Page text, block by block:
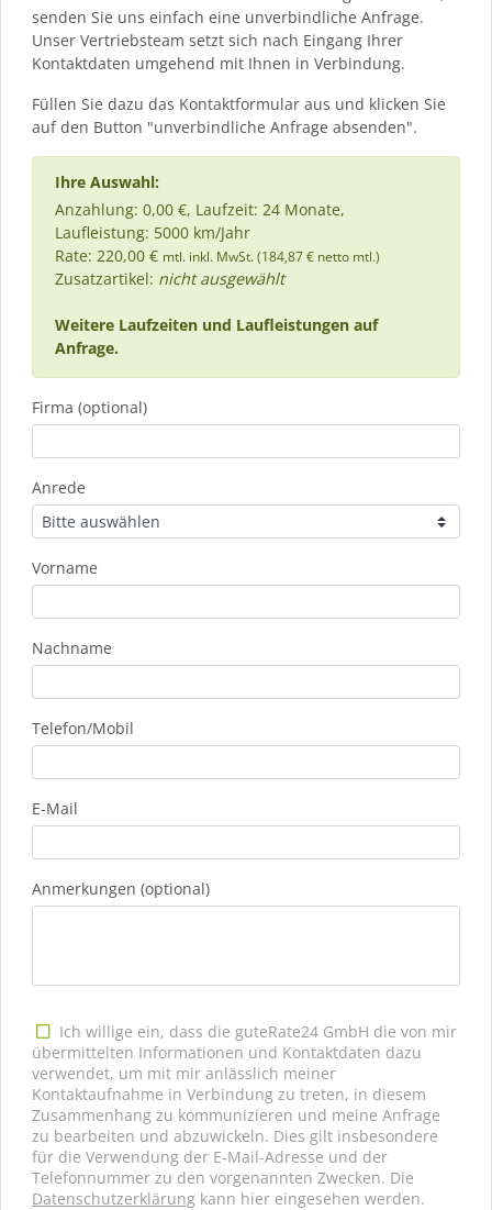
senden Sie uns einfach eine unverbindliche Anfrage.
Unser Vertriebsteam setzt sich nach Eingang Ihrer
Kontaktdaten umgehend mit Ihnen in Verbindung.
Füllen Sie dazu das Kontaktformular aus und klicken Sie
auf den Button "unverbindliche Anfrage absenden".
Ihre Auswahl:
Anzahlung: 0,00 €, Laufzeit: 24 Monate,
Laufleistung: 5000 km/Jahr
Rate: 220,00 € mtl. inkl. MwSt. (184,87 € netto mtl.)
Zusatzartikel: nicht ausgewählt
Weitere Laufzeiten und Laufleistungen auf
Anfrage.
Firma (optional)
Anrede
Vorname
Nachname
Telefon/Mobil
E-Mail
Anmerkungen (optional)
Ich willige ein, dass die guteRate24 GmbH die von mir
übermittelten Informationen und Kontaktdaten dazu
verwendet, um mit mir anlässlich meiner
Kontaktaufnahme in Verbindung zu treten, in diesem
Zusammenhang zu kommunizieren und meine Anfrage
zu bearbeiten und abzuwickeln. Dies gilt insbesondere
für die Verwendung der E-Mail-Adresse und der
Telefonnummer zu den vorgenannten Zwecken. Die
Datenschutzerklärung kann hier eingesehen werden.